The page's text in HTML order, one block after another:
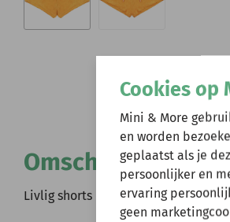
Omschrijving
Livlig shorts Loki orange (badstof)
Cookies op
Mini & More
en worden
geplaatst als je
persoonlijker en
ervaring
geen